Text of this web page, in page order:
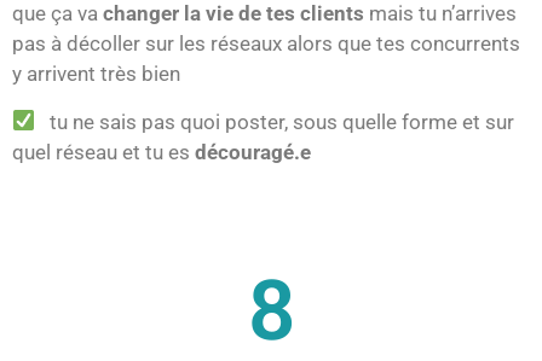
que ça va changer la vie de tes clients mais tu n’arrives
pas à décoller sur les réseaux alors que tes concurrents
y arrivent très bien
tu ne sais pas quoi poster, sous quelle forme et sur
quel réseau et tu es découragé.e
8